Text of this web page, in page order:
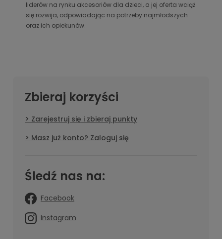
liderów na rynku akcesoriów dla dzieci, a jej oferta wciąż
się rozwija, odpowiadając na potrzeby najmłodszych
oraz ich opiekunów.
Zbieraj korzyści
Zarejestruj się i zbieraj punkty
Masz już konto? Zaloguj się
Śledź nas na:
Facebook
Instagram